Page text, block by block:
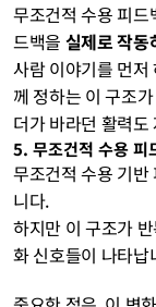
무조건적 수용 피드
드백을 실제로 작동
사람 이야기를 먼
께 정하는 이 구조
더가 바라던 활력
5. 무조건적 수용 피
무조건적 수용 기
니다.
하지만 이 구조가
화 신호들이 나타납